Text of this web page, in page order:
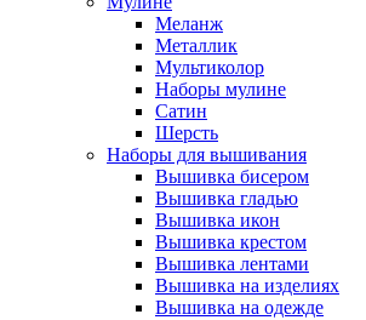
Меланж
Металлик
Мультиколор
Наборы мулине
Сатин
Шерсть
Наборы для вышивания
Вышивка бисером
Вышивка гладью
Вышивка икон
Вышивка крестом
Вышивка лентами
Вышивка на изделиях
Вышивка на одежде